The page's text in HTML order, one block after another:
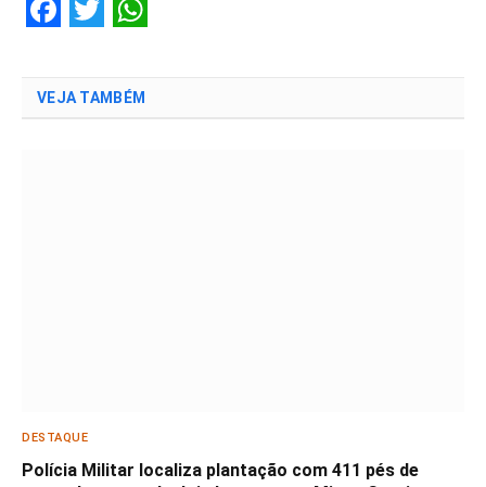
VEJA TAMBÉM
DESTAQUE
Polícia Militar localiza plantação com 411 pés de